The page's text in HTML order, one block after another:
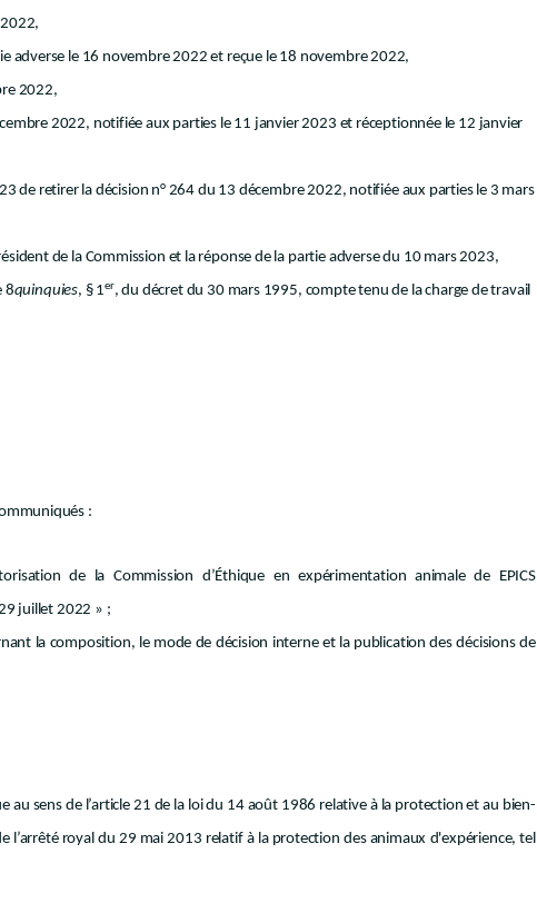
adverse le 16 novembre 2022 et reçue le 18 novembre 2022,
2022,
2022, notifiée aux parties le 11 janvier 2023 et réceptionnée le 12 janvier
de retirer la décision n° 264 du 13 décembre 2022, notifiée aux parties le 3 mars
de la Commission et la réponse de la partie adverse du 10 mars 2023,
8quinquies, § 1er, du décret du 30 mars 1995, compte tenu de la charge de travail
:
de la Commission d’Éthique en expérimentation animale de EPICS
juillet 2022 » ;
la composition, le mode de décision interne et la publication des décisions de
au sens de l’article 21 de la loi du 14 août 1986 relative à la protection et au bien-
l’arrêté royal du 29 mai 2013 relatif à la protection des animaux d'expérience, tel